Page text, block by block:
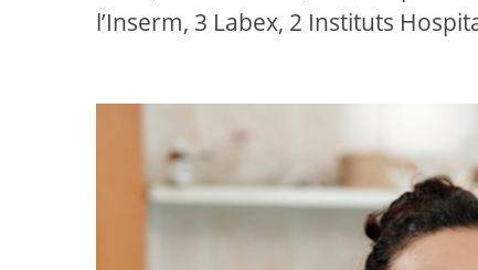
l’Inserm, 3 Labex, 2 Instituts